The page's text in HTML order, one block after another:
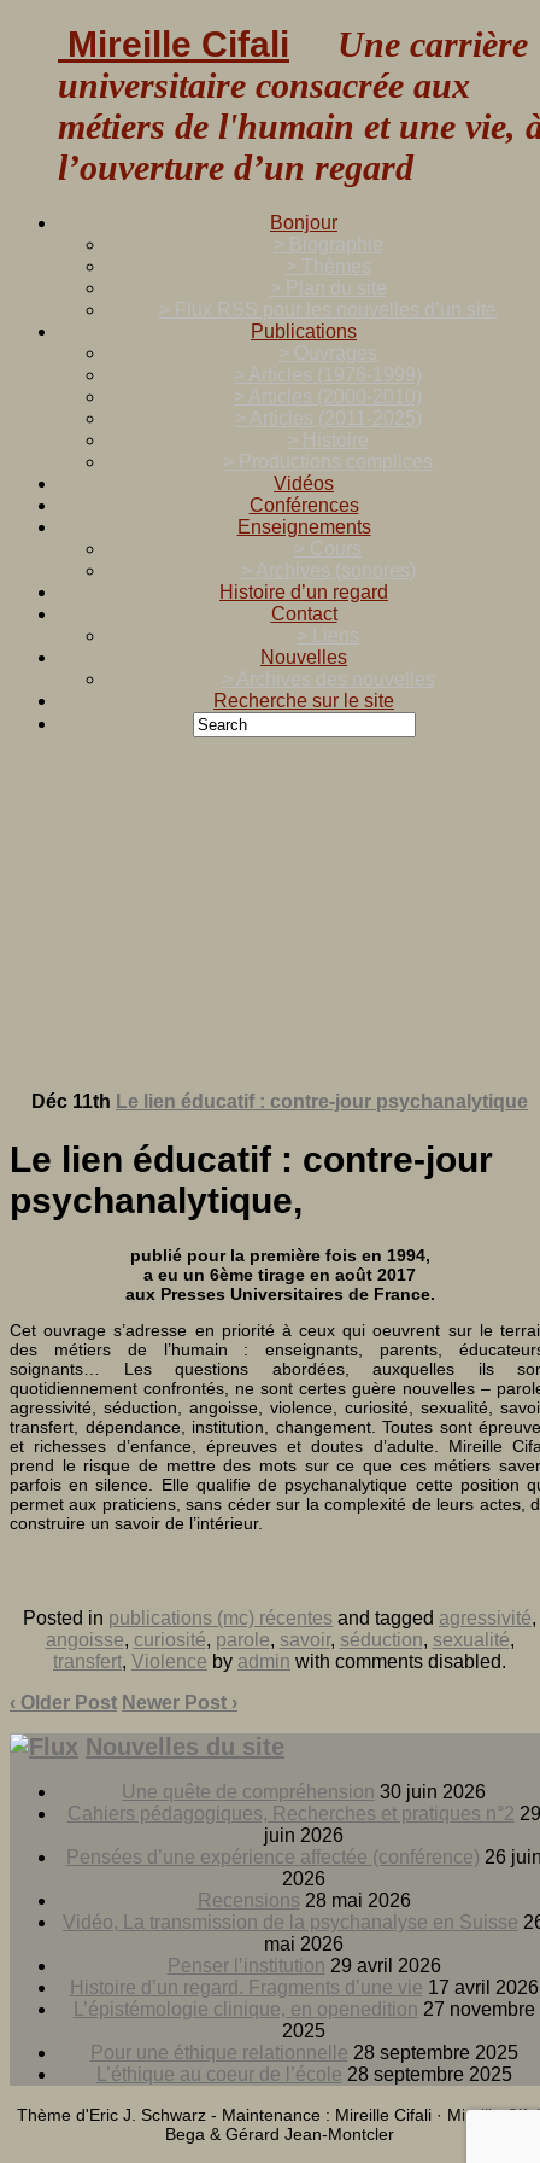
Mireille Cifali Une carrière
universitaire consacrée aux
métiers de l'humain et une vie,
l’ouverture d’un regard
Bonjour
> Biographie
> Thèmes
> Plan du site
> Flux RSS pour les nouvelles d’un site
Publications
> Ouvrages
> Articles (1976-1999)
> Articles (2000-2010)
> Articles (2011-2025)
> Histoire
> Productions complices
Vidéos
Conférences
Enseignements
> Cours
> Archives (sonores)
Histoire d’un regard
Contact
> Liens
Nouvelles
> Archives des nouvelles
Recherche sur le site
Déc 11th Le lien éducatif : contre-jour psychanalytique
Le lien éducatif : contre-jour
psychanalytique,
publié pour la première fois en 1994,
a eu un 6ème tirage en août 2017
aux Presses Universitaires de France.
Cet ouvrage s’adresse en priorité à ceux qui oeuvrent sur le
des métiers de l’humain : enseignants, parents,
soignants… Les questions abordées, auxquelles ils
quotidiennement confrontés, ne sont certes guère nouvelles –
agressivité, séduction, angoisse, violence, curiosité, sexualité,
transfert, dépendance, institution, changement. Toutes sont
et richesses d’enfance, épreuves et doutes d’adulte. Mireille
prend le risque de mettre des mots sur ce que ces métiers
parfois en silence. Elle qualifie de psychanalytique cette position
permet aux praticiens, sans céder sur la complexité de leurs actes,
construire un savoir de l’intérieur.
Posted in publications (mc) récentes and tagged agressivité,
angoisse, curiosité, parole, savoir, séduction, sexualité,
transfert, Violence by admin with comments disabled.
‹ Older Post Newer Post ›
Nouvelles du site
Une quête de compréhension 30 juin 2026
Cahiers pédagogiques, Recherches et pratiques n°2 29
juin 2026
Pensées d’une expérience affectée (conférence) 26
2026
Recensions 28 mai 2026
Vidéo, La transmission de la psychanalyse en Suisse
mai 2026
Penser l’institution 29 avril 2026
Histoire d’un regard. Fragments d’une vie 17 avril 2026
L’épistémologie clinique, en openedition 27 novembre
2025
Pour une éthique relationnelle 28 septembre 2025
L’éthique au coeur de l’école 28 septembre 2025
Thème d'Eric J. Schwarz - Maintenance : Mireille Cifali · Mireille
Bega & Gérard Jean-Montcler